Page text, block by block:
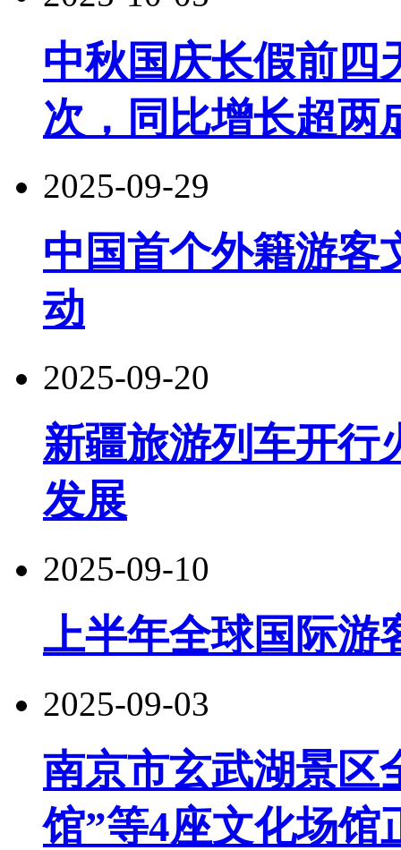
中秋国庆长假前四
次，同比增长超两
2025-09-29
中国首个外籍游客
动
2025-09-20
新疆旅游列车开行
发展
2025-09-10
上半年全球国际游
2025-09-03
南京市玄武湖景区
馆”等4座文化场馆